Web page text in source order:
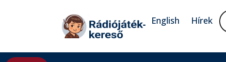
Tovább a tartalomhoz
English Hírek